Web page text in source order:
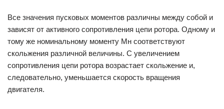
Все значения пусковых моментов различны между собой и
зависят от активного сопротивления цепи ротора. Одному и
тому же номинальному моменту Мн соответствуют
скольжения различной величины. С увеличением
сопротивления цепи ротора возрастает скольжение и,
следовательно, уменьшается скорость вращения
двигателя.